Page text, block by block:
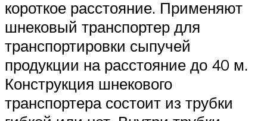
короткое расстояние. Применяют
шнековый транспортер для
транспортировки сыпучей
продукции на расстояние до 40 м.
Конструкция шнекового
транспортера состоит из трубки